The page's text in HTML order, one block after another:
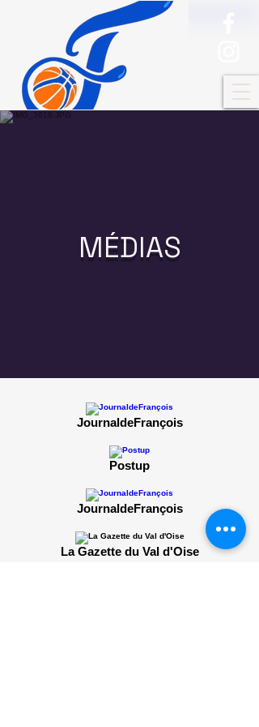
MÉDIAS
JournaldeFrançois
Postup
JournaldeFrançois
La Gazette du Val d'Oise